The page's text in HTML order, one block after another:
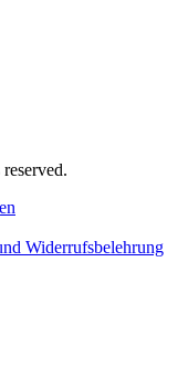
Widerrufsbelehrung